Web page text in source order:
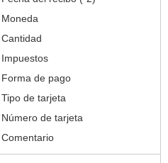
Moneda
Cantidad
Impuestos
Forma de pago
Tipo de tarjeta
Número de tarjeta
Comentario